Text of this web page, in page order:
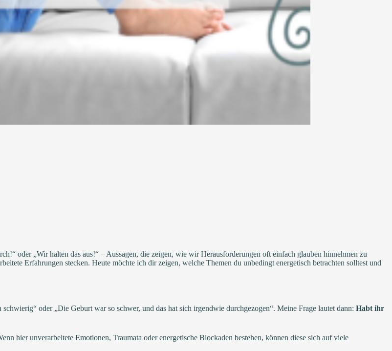
oder „Wir halten das aus!“ – Aussagen, die zeigen, wie wir Herausforderungen oft einfach glauben hinnehmen zu
Erfahrungen stecken. Heute möchte ich dir zeigen, welche Themen du unbedingt energetisch betrachten solltest und
oder „Die Geburt war so schwer, und das hat sich irgendwie durchgezogen“. Meine Frage lautet dann: Habt ihr
hier unverarbeitete Emotionen, Traumata oder energetische Blockaden bestehen, können diese sich auf viele